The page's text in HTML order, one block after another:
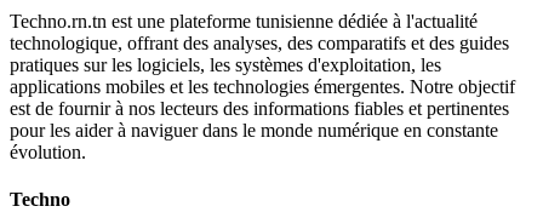
Techno.rn.tn est une plateforme tunisienne dédiée à l'actualité
technologique, offrant des analyses, des comparatifs et des guides
pratiques sur les logiciels, les systèmes d'exploitation, les
applications mobiles et les technologies émergentes. Notre objectif
est de fournir à nos lecteurs des informations fiables et pertinentes
pour les aider à naviguer dans le monde numérique en constante
évolution.
Techno